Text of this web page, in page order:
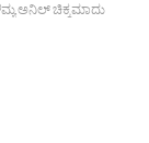
ಸೌಮ್ಯ ಅನಿಲ್ ಚಿಕ್ಕಮಾದು